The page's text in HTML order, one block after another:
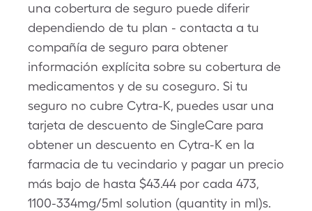
una cobertura de seguro puede diferir
dependiendo de tu plan - contacta a tu
compañía de seguro para obtener
información explícita sobre su cobertura de
medicamentos y de su coseguro. Si tu
seguro no cubre Cytra-K, puedes usar una
tarjeta de descuento de SingleCare para
obtener un descuento en Cytra-K en la
farmacia de tu vecindario y pagar un precio
más bajo de hasta $43.44 por cada 473,
1100-334mg/5ml solution (quantity in ml)s.